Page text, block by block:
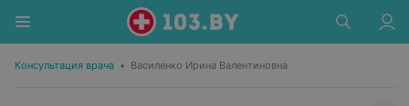
Консультация врача • Василенко Ирина Валентиновна